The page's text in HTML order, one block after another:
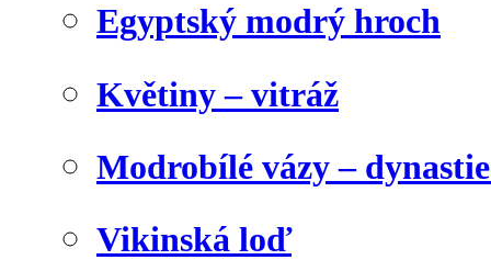
Egyptský modrý hroch
Květiny – vitráž
Modrobílé vázy –
Vikinská loď